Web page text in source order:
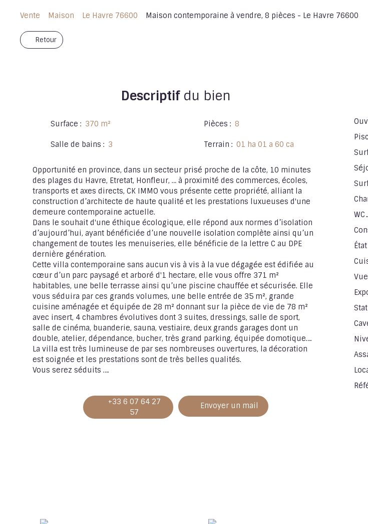
Vente Maison Le Havre 76600 Maison contemporaine à vendre, 8 pièces - Le Havre 76600
Retour
Descriptifdu bien
Surface : 370 m² Pièces : 8
Salle de bains : 3 Terrain : 01 ha 01 a 60 ca
Opportunité en province, dans un secteur prisé proche de la côte, 10 minutes
des plages du Havre, Etretat, Honfleur, … à proximité des commerces, écoles,
transports et axes directs, CK IMMO vous présente cette propriété, alliant la
construction d’architecte de haute qualité et les prestations luxueuses d'une
demeure contemporaine actuelle.
Dans le souhait d'une éthique écologique, elle répond aux normes d’isolation
d’aujourd’hui, ayant bénéficiée d’une nouvelle isolation complète ainsi qu’un
changement de toutes les menuiseries, elle bénéficie de la lettre C au DPE
dernière génération.
Cette villa contemporaine sans aucun vis à vis à la vue dégagée est édifiée au
cœur d’un parc paysagé et arboré d'1 hectare, elle vous offre 371 m²
habitables, une belle terrasse ainsi qu’une piscine chauffée et sécurisée. Elle
vous séduira par ces grands volumes, une belle entrée de 35 m², grande
cuisine aménagée et équipée de 28 m² donnant sur la pièce de vie de 78 m²
avec insert, 4 chambres évolutives dont 3 suites, dressings, salle de sport,
salle de cinéma, buanderie, sauna, vestiaire, deux grands garages dont un
double, atelier, dépendance, bucher, très grand parking, équipée domotique….
La villa est très lumineuse de par ses nombreuses ouvertures, la décoration
est soignée et les prestations sont de très belles qualités.
Vous serez séduits ….
+33 6 07 64 27
57
Envoyer un mail
WC
Vue